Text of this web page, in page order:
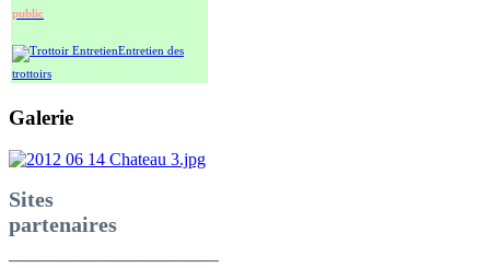
public
Entretien des
trottoirs
Galerie
Sites
partenaires